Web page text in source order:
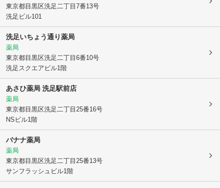
東京都目黒区洗足二丁目7番13号
洗足ビル101
洗足いちょう通り薬局
薬局
東京都目黒区洗足二丁目6番10号
洗足スクエアビル1階
あさひ薬局 洗足駅前店
薬局
東京都目黒区洗足二丁目25番16号
NSビル1階
バナナ薬局
薬局
東京都目黒区洗足二丁目25番13号
サンフラッシュビル1階